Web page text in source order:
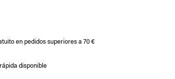
en pedidos superiores a 70 €
disponible